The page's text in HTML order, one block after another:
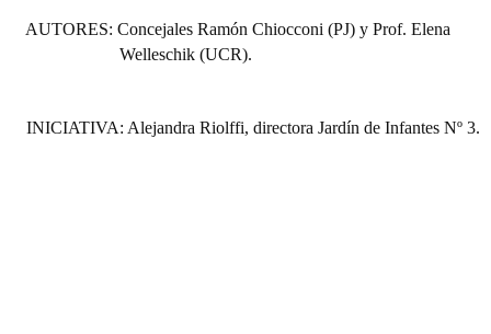
AUTORES: Concejales Ramón Chiocconi (PJ) y Prof. Elena
Welleschik (UCR).
INICIATIVA: Alejandra Riolffi, directora Jardín de Infantes Nº 3.